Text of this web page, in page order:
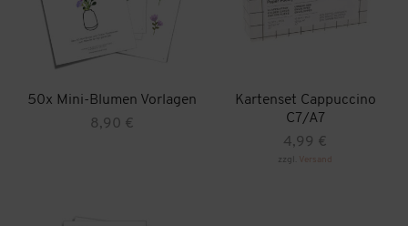
50x Mini-Blumen Vorlagen
8,90 €
Kartenset Cappuccino
C7/A7
4,99 €
zzgl. Versand